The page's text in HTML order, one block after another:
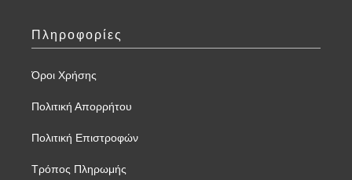
Πληροφορίες
Όροι Χρήσης
Πολιτική Απορρήτου
Πολιτική Επιστροφών
Τρόπος Πληρωμής